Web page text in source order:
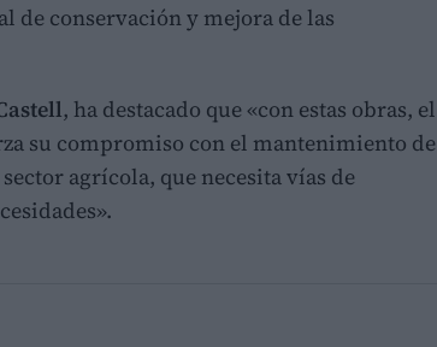
de conservación y mejora de las
, ha destacado que «con estas obras, el
su compromiso con el mantenimiento de
agrícola, que necesita vías de